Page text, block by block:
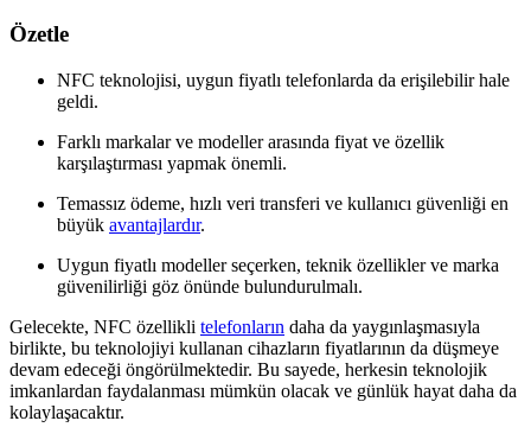
Özetle
NFC teknolojisi, uygun fiyatlı telefonlarda da erişilebilir hale
geldi.
Farklı markalar ve modeller arasında fiyat ve özellik
karşılaştırması yapmak önemli.
Temassız ödeme, hızlı veri transferi ve kullanıcı güvenliği en
büyük avantajlardır.
Uygun fiyatlı modeller seçerken, teknik özellikler ve marka
güvenilirliği göz önünde bulundurulmalı.
Gelecekte, NFC özellikli telefonların daha da yaygınlaşmasıyla
birlikte, bu teknolojiyi kullanan cihazların fiyatlarının da düşmeye
devam edeceği öngörülmektedir. Bu sayede, herkesin teknolojik
imkanlardan faydalanması mümkün olacak ve günlük hayat daha da
kolaylaşacaktır.